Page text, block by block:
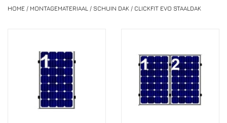
Gereedschap
HOME / MONTAGEMATERIAAL / SCHUIN DAK / CLICKFIT EVO STAALDAK